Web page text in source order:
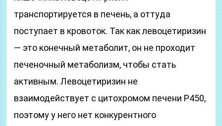
транспортируется в печень, а оттуда
поступает в кровоток. Так как левоцетиризин
— это конечный метаболит, он не проходит
печеночный метаболизм, чтобы стать
активным. Левоцетиризин не
взаимодействует с цитохромом печени Р450,
поэтому у него нет конкурентного